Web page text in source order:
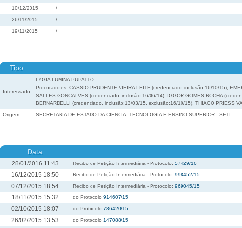
10/12/2015 /
26/11/2015 /
19/11/2015 /
Tipo
Interessado
LYGIA LUMINA PUPATTO
Procuradores: CASSIO PRUDENTE VIEIRA LEITE (credenciado, inclusão:16/10/15),
SALLES GONCALVES (credenciado, inclusão:16/06/14), IGGOR GOMES ROCHA
BERNARDELLI (credenciado, inclusão:13/03/15, exclusão:16/10/15), THIAGO PRIESS
Origem SECRETARIA DE ESTADO DA CIENCIA, TECNOLOGIA E ENSINO SUPERIOR - SETI
Data
28/01/2016 11:43 Recibo de Petição Intermediária - Protocolo: 57429/16
16/12/2015 18:50 Recibo de Petição Intermediária - Protocolo: 998452/15
07/12/2015 18:54 Recibo de Petição Intermediária - Protocolo: 969045/15
18/11/2015 15:32 do Protocolo 914607/15
02/10/2015 18:07 do Protocolo 786420/15
26/02/2015 13:53 do Protocolo 147088/15